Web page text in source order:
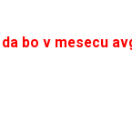
bo v mesecu